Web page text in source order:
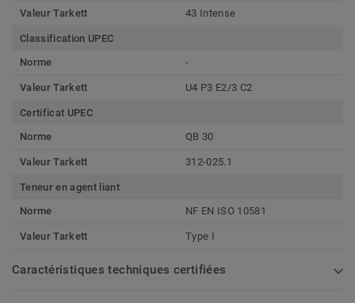
Valeur Tarkett 43 Intense
Classification UPEC
Norme
-
Valeur Tarkett U4 P3 E2/3 C2
Certificat UPEC
Norme
QB 30
Valeur Tarkett 312-025.1
Teneur en agent liant
Norme
NF EN ISO 10581
Valeur Tarkett Type I
Caractéristiques techniques certifiées